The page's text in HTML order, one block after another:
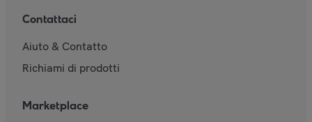
Contattaci
Aiuto & Contatto
Richiami di prodotti
Marketplace